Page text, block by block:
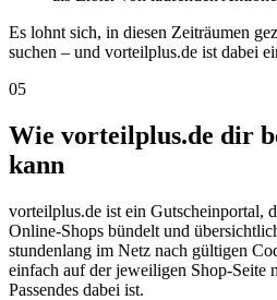
Es lohnt sich, in diesen Zeiträumen
suchen – und vorteilplus.de ist dabei
05
Wie vorteilplus.de dir
kann
vorteilplus.de ist ein Gutscheinportal,
Online-Shops bündelt und
stundenlang im Netz nach gültigen
einfach auf der jeweiligen Shop-Seite
Passendes dabei ist.